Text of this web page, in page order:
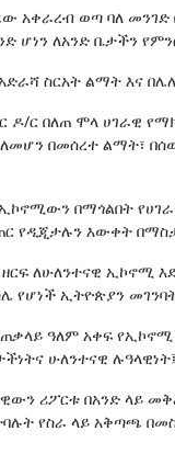
አቀራረብ ወጣ ባለ
ሆነን ለአንድ ቤታችን
ስርአት ልማት እና
ዶ/ር በለጠ ሞላ ሀገራዊ
በመሰረተ ልማት፣
በማጎልበት
የዲጂታሉን እውቀት
ዘርፍ ለሁለንተናዊ
የሆነች ኢትዮጵያን
ዓለም አቀፍ
ሁለንተናዊ
ሪፖርቱ በአንድ ላይ
የስራ ላይ አቅጣጫ